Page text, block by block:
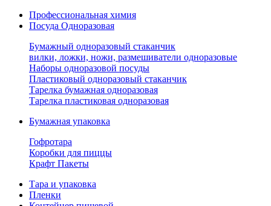
Профессиональная химия
Посуда Одноразовая
Бумажный одноразовый стаканчик
вилки, ложки, ножи, размешиватели одноразовые
Наборы одноразовой посуды
Пластиковый одноразовый стаканчик
Тарелка бумажная одноразовая
Тарелка пластиковая одноразовая
Бумажная упаковка
Гофротара
Коробки для пиццы
Крафт Пакеты
Тара и упаковка
Пленки